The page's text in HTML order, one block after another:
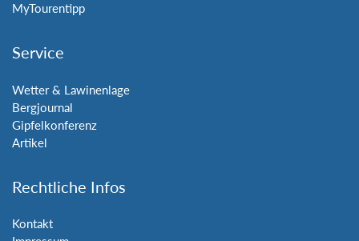
MyTourentipp
Service
Wetter & Lawinenlage
Bergjournal
Gipfelkonferenz
Artikel
Rechtliche Infos
Kontakt